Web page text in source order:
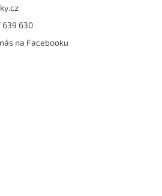
639 630
na Facebooku